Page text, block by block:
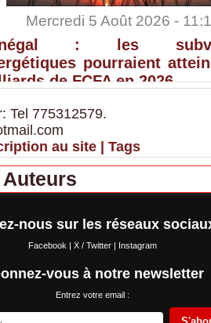
Mercredi 5 Août 2026 -
: les
pourraient
de FCFA en 2026
Tel 775312579.
au site Tags
Auteurs
nous sur les réseaux
Facebook | X / Twitter | Instagram
vous à notre newsletter
Entrez votre email :